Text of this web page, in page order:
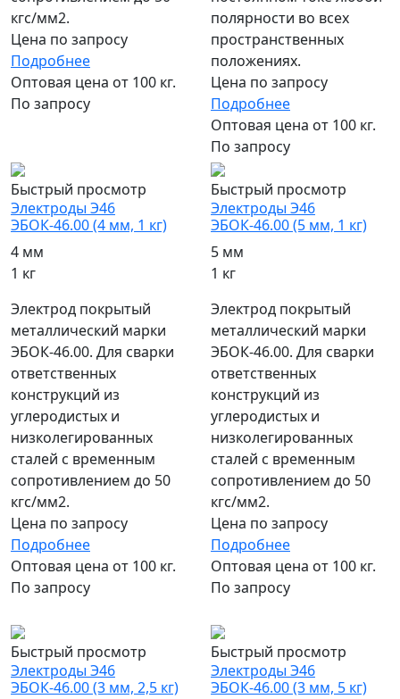
кгс/мм2.
Цена по запросу
Подробнее
Оптовая цена от 100 кг.
По запросу
полярности во всех
пространственных
положениях.
Цена по запросу
Подробнее
Оптовая цена от 100 кг.
По запросу
Быстрый просмотр
Электроды Э46
ЭБОК-46.00 (4 мм, 1 кг)
4 мм
1 кг
Электрод покрытый
металлический марки
ЭБОК-46.00. Для сварки
ответственных
конструкций из
углеродистых и
низколегированных
сталей с временным
сопротивлением до 50
кгс/мм2.
Цена по запросу
Подробнее
Оптовая цена от 100 кг.
По запросу
Быстрый просмотр
Электроды Э46
ЭБОК-46.00 (5 мм, 1 кг)
5 мм
1 кг
Электрод покрытый
металлический марки
ЭБОК-46.00. Для сварки
ответственных
конструкций из
углеродистых и
низколегированных
сталей с временным
сопротивлением до 50
кгс/мм2.
Цена по запросу
Подробнее
Оптовая цена от 100 кг.
По запросу
Быстрый просмотр
Электроды Э46
ЭБОК-46.00 (3 мм, 2,5 кг)
Быстрый просмотр
Электроды Э46
ЭБОК-46.00 (3 мм, 5 кг)